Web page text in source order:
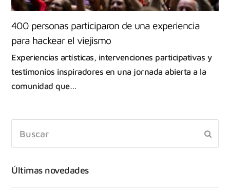
400 personas participaron de una experiencia
para hackear el viejismo
Experiencias artísticas, intervenciones participativas y
testimonios inspiradores en una jornada abierta a la
comunidad que…
Últimas novedades